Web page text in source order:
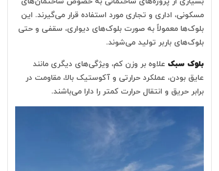
مسکونی، اداری و تجاری مورد استفاده قرار می‌گیرند. این
بلوک‌ها معمولاً به صورت بلوک‌های دیواری، سقفی و حتی
بلوک‌های باربر تولید می‌شوند.
بلوک‌ سبک علاوه بر وزن کم، ویژگی‌های دیگری مانند
عایق بودن، عملکرد حرارتی و آکوستیک بالا، مقاومت در
برابر حریق و انتقال حرارت کمتر را دارا می‌باشند.